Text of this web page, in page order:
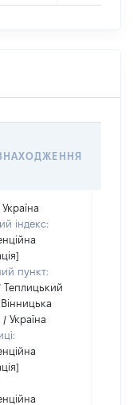
Україна
індекс:
пункт:
Теплицький
Україна